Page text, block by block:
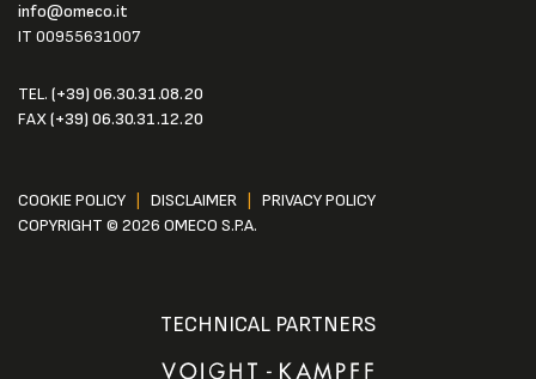
info@omeco.it
IT 00955631007
TEL. (+39) 06.30.31.08.20
FAX(+39) 06.30.31.12.20
COOKIE POLICY DISCLAIMER
PRIVACY POLICY
COPYRIGHT © 2026 OMECO S.P.A.
TECHNICAL PARTNERS